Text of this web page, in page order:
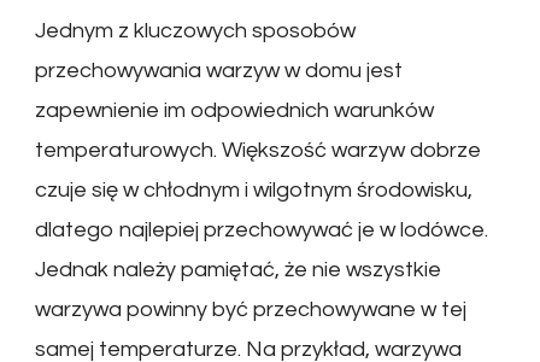
Jednym z kluczowych sposobów
przechowywania warzyw w domu jest
zapewnienie im odpowiednich warunków
temperaturowych. Większość warzyw dobrze
czuje się w chłodnym i wilgotnym środowisku,
dlatego najlepiej przechowywać je w lodówce.
Jednak należy pamiętać, że nie wszystkie
warzywa powinny być przechowywane w tej
samej temperaturze. Na przykład, warzywa